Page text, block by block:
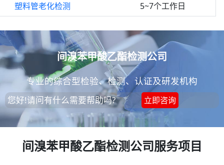
塑料管老化检测 5~7个工作日
间溴苯甲酸乙酯检测公司
专业的综合型检验、检测、认证及研发机构
您好!请问有什么需要帮助吗? 立即咨询
间溴苯甲酸乙酯检测公司服务项目